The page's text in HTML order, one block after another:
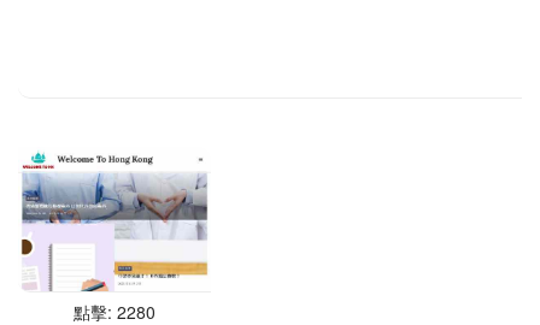
點擊: 2280